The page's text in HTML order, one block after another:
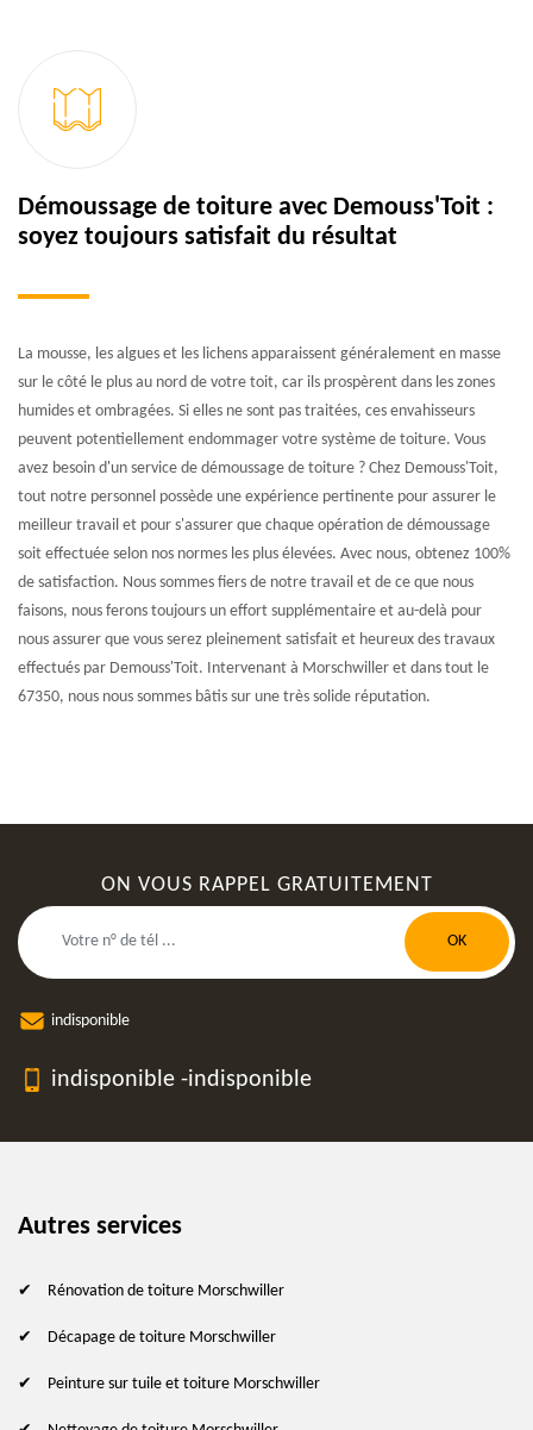
Démoussage de toiture avec Demouss'Toit :
soyez toujours satisfait du résultat
La mousse, les algues et les lichens apparaissent généralement en masse
sur le côté le plus au nord de votre toit, car ils prospèrent dans les zones
humides et ombragées. Si elles ne sont pas traitées, ces envahisseurs
peuvent potentiellement endommager votre système de toiture. Vous
avez besoin d'un service de démoussage de toiture ? Chez Demouss'Toit,
tout notre personnel possède une expérience pertinente pour assurer le
meilleur travail et pour s'assurer que chaque opération de démoussage
soit effectuée selon nos normes les plus élevées. Avec nous, obtenez 100%
de satisfaction. Nous sommes fiers de notre travail et de ce que nous
faisons, nous ferons toujours un effort supplémentaire et au-delà pour
nous assurer que vous serez pleinement satisfait et heureux des travaux
effectués par Demouss'Toit. Intervenant à Morschwiller et dans tout le
67350, nous nous sommes bâtis sur une très solide réputation.
ON VOUS RAPPEL GRATUITEMENT
indisponible
indisponible -indisponible
Autres services
Rénovation de toiture Morschwiller
Décapage de toiture Morschwiller
Peinture sur tuile et toiture Morschwiller